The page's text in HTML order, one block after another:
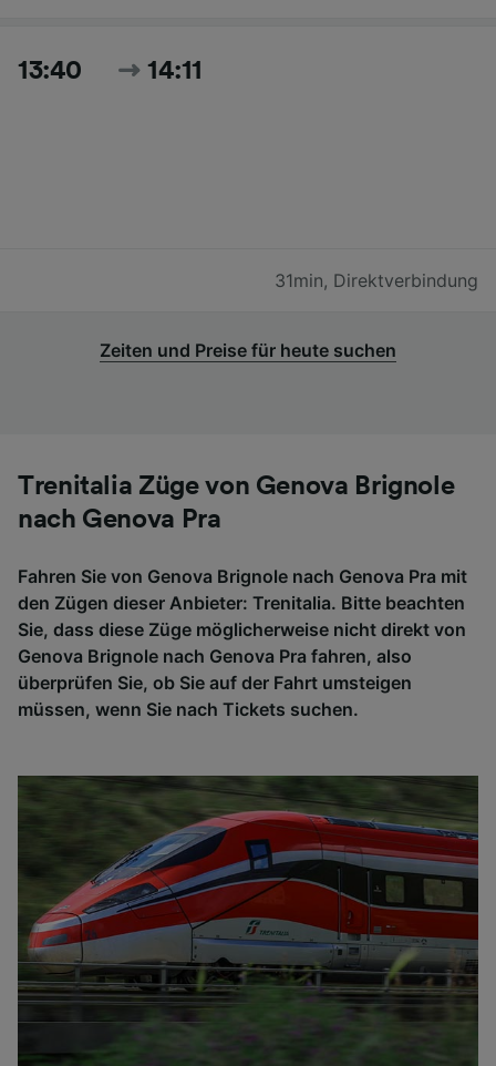
13:40 14:11
31min, Direktverbindung
Zeiten und Preise für heute suchen
Trenitalia Züge von Genova Brignole
nach Genova Pra
Fahren Sie von Genova Brignole nach Genova Pra mit
den Zügen dieser Anbieter: Trenitalia. Bitte beachten
Sie, dass diese Züge möglicherweise nicht direkt von
Genova Brignole nach Genova Pra fahren, also
überprüfen Sie, ob Sie auf der Fahrt umsteigen
müssen, wenn Sie nach Tickets suchen.